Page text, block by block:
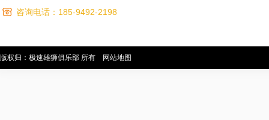
咨询电话：185-9492-2198
版权归：极速雄狮俱乐部 所有 网站地图